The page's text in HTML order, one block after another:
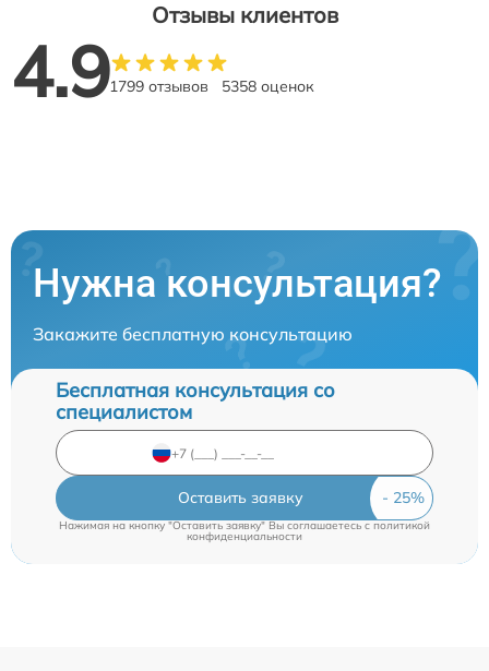
Отзывы клиентов
4.91799 отзывов 5358 оценок
Нужна консультация?
Закажите бесплатную консультацию
Бесплатная консультация со
специалистом
Оставить заявку
Нажимая на кнопку "Оставить заявку" Вы соглашаетесь cполитикой
конфиденциальности